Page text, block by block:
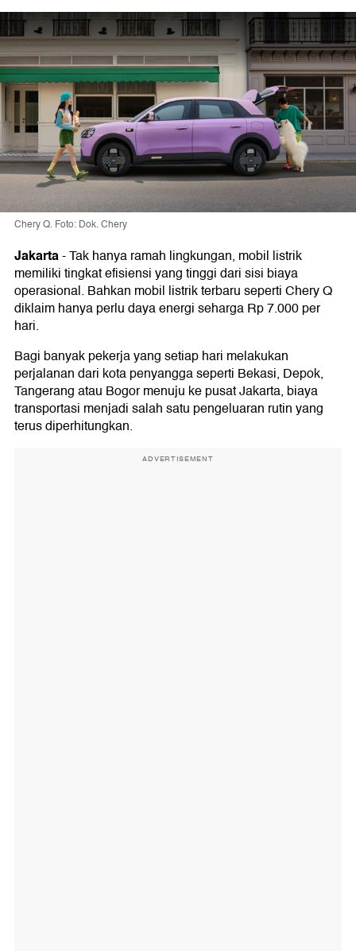
Chery Q. Foto: Dok. Chery
Jakarta-Tak hanya ramah lingkungan, mobil listrik
memiliki tingkat efisiensi yang tinggi dari sisi biaya
operasional. Bahkan mobil listrik terbaru seperti Chery Q
diklaim hanya perlu daya energi seharga Rp 7.000 per
hari.
Bagi banyak pekerja yang setiap hari melakukan
perjalanan dari kota penyangga seperti Bekasi, Depok,
Tangerang atau Bogor menuju ke pusat Jakarta, biaya
transportasi menjadi salah satu pengeluaran rutin yang
terus diperhitungkan.
ADVERTISEMENT